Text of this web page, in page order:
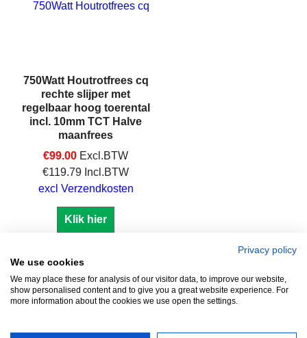
750Watt Houtrotfrees cq
rechte slijper met
regelbaar hoog toerental
incl. 10mm TCT Halve
maanfrees
€99.00 Excl.BTW
€119.79 Incl.BTW
excl Verzendkosten
Klik hier
Zuidersluisweg 42
info@feramotools.nl
Privacy policy
We use cookies
We may place these for analysis of our visitor data, to improve our website,
show personalised content and to give you a great website experience. For
more information about the cookies we use open the settings.